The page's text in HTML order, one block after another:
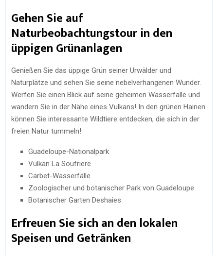
Gehen Sie auf
Naturbeobachtungstour in den
üppigen Grünanlagen
Genießen Sie das üppige Grün seiner Urwälder und
Naturplätze und sehen Sie seine nebelverhangenen Wunder.
Werfen Sie einen Blick auf seine geheimen Wasserfälle und
wandern Sie in der Nähe eines Vulkans! In den grünen Hainen
können Sie interessante Wildtiere entdecken, die sich in der
freien Natur tummeln!
Guadeloupe-Nationalpark
Vulkan La Soufriere
Carbet-Wasserfälle
Zoologischer und botanischer Park von Guadeloupe
Botanischer Garten Deshaies
Erfreuen Sie sich an den lokalen
Speisen und Getränken